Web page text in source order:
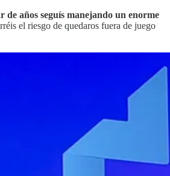
de años seguís manejando un enorme
el riesgo de quedaros fuera de juego